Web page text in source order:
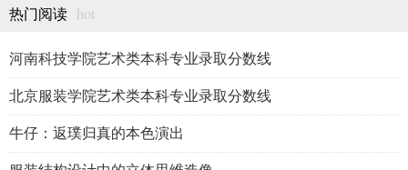
热门阅读 hot
河南科技学院艺术类本科专业录取分数线
北京服装学院艺术类本科专业录取分数线
牛仔：返璞归真的本色演出